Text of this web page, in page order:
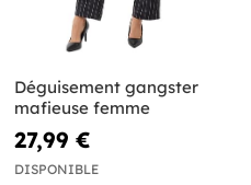
Déguisement gangster
mafieuse femme
27,99 €
DISPONIBLE